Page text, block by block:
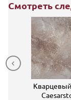
Смотреть